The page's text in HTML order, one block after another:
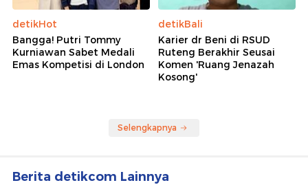
detikHot
Bangga! Putri Tommy
Kurniawan Sabet Medali
Emas Kompetisi di London
detikBali
Karier dr Beni di RSUD
Ruteng Berakhir Seusai
Komen 'Ruang Jenazah
Kosong'
Selengkapnya
Berita detikcom Lainnya